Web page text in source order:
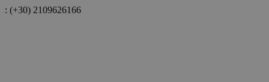
: (+30) 2109626166